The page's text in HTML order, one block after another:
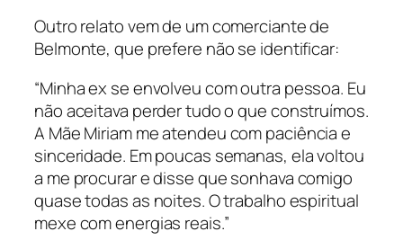
Outro relato vem de um comerciante de
Belmonte, que prefere não se identificar:
“Minha ex se envolveu com outra pessoa. Eu
não aceitava perder tudo o que construímos.
A Mãe Miriam me atendeu com paciência e
sinceridade. Em poucas semanas, ela voltou
a me procurar e disse que sonhava comigo
quase todas as noites. O trabalho espiritual
mexe com energias reais.”